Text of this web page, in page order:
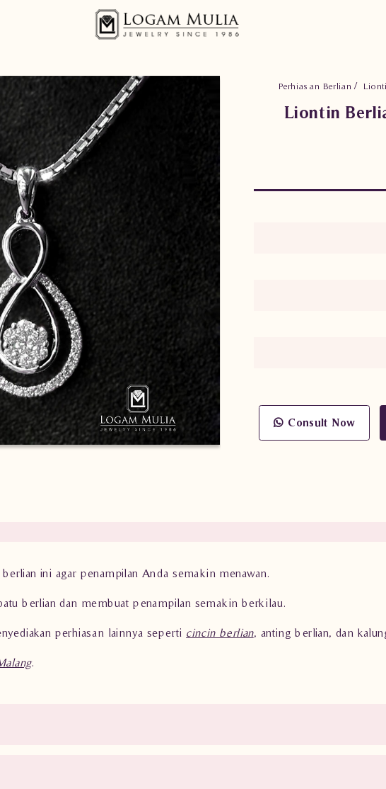
Perhiasan Berlian
Liontin
Consult Now
ini agar penampilan Anda semakin menawan.
berlian dan membuat penampilan semakin berkilau.
perhiasan lainnya seperti cincin berlian, anting berlian, dan
.